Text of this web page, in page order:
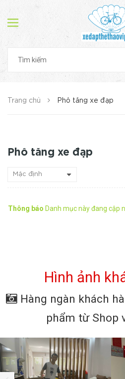
Trang chủ Phô tăng xe đạp
Phô tăng xe đạp
Thông báo Danh mục này đang cập
Hình ảnh
Hàng ngàn khách
phẩm từ Shop